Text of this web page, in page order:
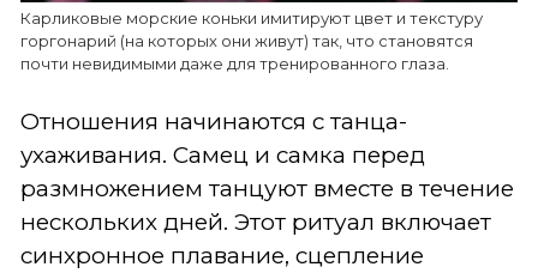
Карликовые морские коньки имитируют цвет и текстуру
горгонарий (на которых они живут) так, что становятся
почти невидимыми даже для тренированного глаза.
Отношения начинаются с танца-
ухаживания. Самец и самка перед
размножением танцуют вместе в течение
нескольких дней. Этот ритуал включает
синхронное плавание, сцепление